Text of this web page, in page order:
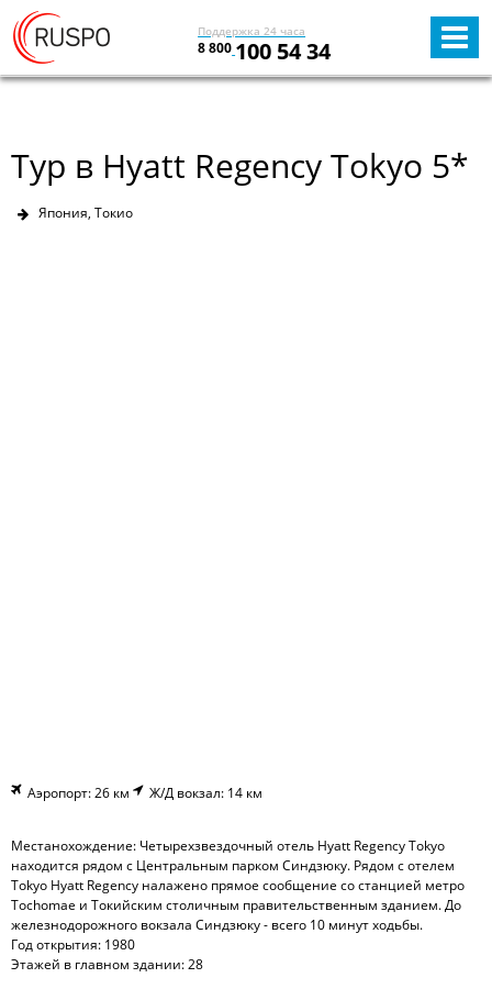
Поддержка 24 часа
8 800 100 54 34
Тур в Hyatt Regency Tokyo 5*
Япония, Токио
Аэропорт: 26 км Ж/Д вокзал: 14 км
Местанохождение: Четырехзвездочный отель Hyatt Regency Tokyo
находится рядом с Центральным парком Синдзюку. Рядом с отелем
Tokyo Hyatt Regency налажено прямое сообщение со станцией метро
Tochomae и Токийским столичным правительственным зданием. До
железнодорожного вокзала Синдзюку - всего 10 минут ходьбы.
Год открытия: 1980
Этажей в главном здании: 28